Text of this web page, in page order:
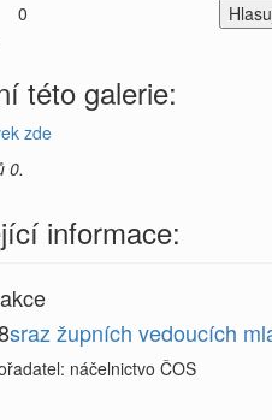
0
této galerie:
zde
0.
informace:
sraz župních vedoucích
náčelnictvo ČOS